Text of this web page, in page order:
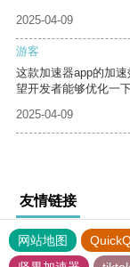
2025-04-09
游客
这款加速器app的加
望开发者能够优化一下
2025-04-09
友情链接
网站地图